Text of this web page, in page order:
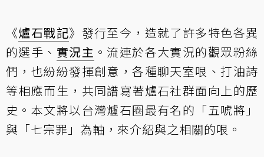
《爐石戰記》發行至今，造就了許多特色各異
的選手、 實況主 。流連於各大實況的觀眾粉絲
們，也紛紛發揮創意，各種聊天室哏、打油詩
等相應而生，共同譜寫著爐石社群面向上的歷
史。本文將以台灣爐石圈最有名的「五唬將」
與「七宗罪」為軸，來介紹與之相關的哏。